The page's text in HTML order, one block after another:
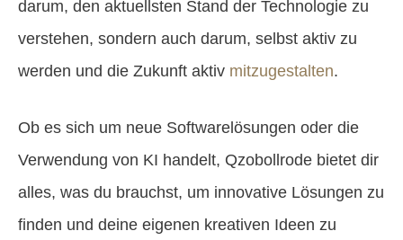
darum, den aktuellsten Stand der Technologie zu
verstehen, sondern auch darum, selbst aktiv zu
werden und die Zukunft aktiv mitzugestalten.
Ob es sich um neue Softwarelösungen oder die
Verwendung von KI handelt, Qzobollrode bietet dir
alles, was du brauchst, um innovative Lösungen zu
finden und deine eigenen kreativen Ideen zu